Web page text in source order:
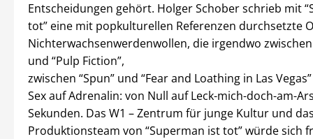
Entscheidungen gehört. Holger Schober schrieb mit
tot” eine mit popkulturellen Referenzen durchsetzte
Nichterwachsenwerdenwollen, die irgendwo zwischen
und “Pulp Fiction”,
zwischen “Spun” und “Fear and Loathing in Las
Sex auf Adrenalin: von Null auf Leck-mich-doch-am-
Sekunden. Das W1 – Zentrum für junge Kultur und
Produktionsteam von “Superman ist tot” würde sich